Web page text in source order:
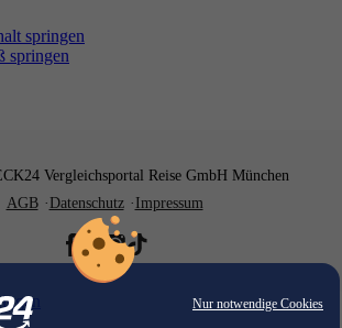
Nur notwendige Cookies
springen
springen
Vergleichsportal Reise GmbH München
AGB
Datenschutz Impressum